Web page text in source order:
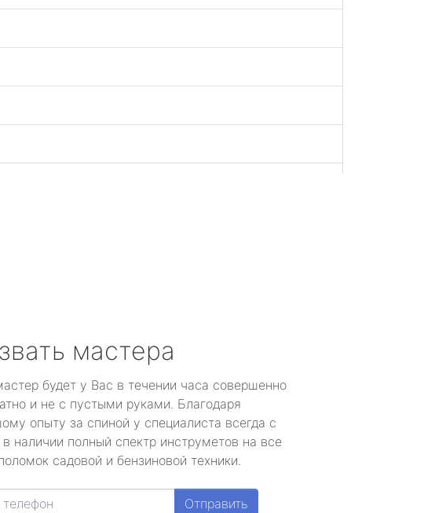
мастера
будет у Вас в течении часа совершенно
и не с пустыми руками. Благодаря
опыту за спиной у специалиста всегда с
в наличии полный спектр инструметов на все
садовой и бензиновой техники.
Отправить